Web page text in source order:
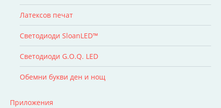
Латексов печат
Светодиоди SloanLED™
Светодиоди G.O.Q. LED
Обемни букви ден и нощ
Приложения